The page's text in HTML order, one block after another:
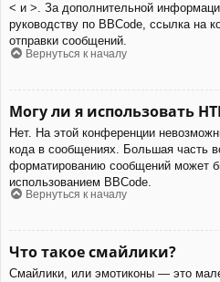
< и >. За дополнительной
руководству по BBCode, ссылка на
отправки сообщений.
Вернуться к началу
Могу ли я использовать
Нет. На этой конференции
кода в сообщениях. Большая часть
форматированию сообщений может
использованием BBCode.
Вернуться к началу
Что такое смайлики?
Смайлики, или эмотиконы — это